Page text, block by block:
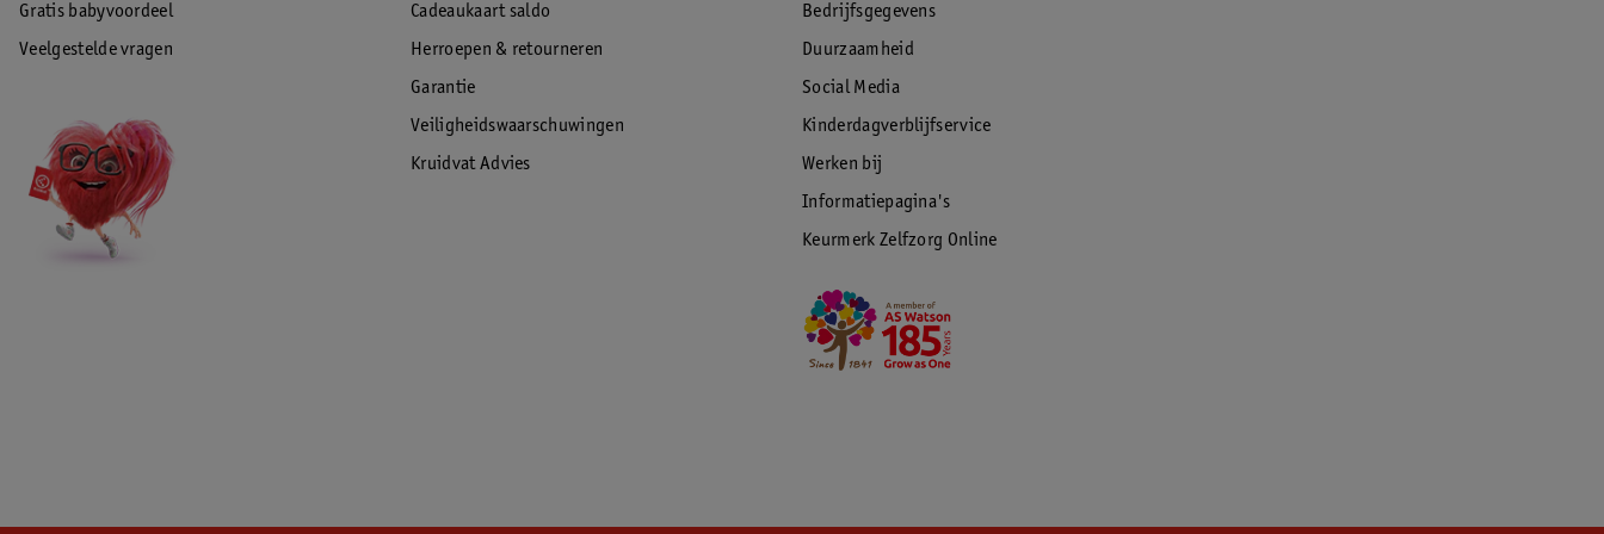
Gratis babyvoordeel
Veelgestelde vragen
Cadeaukaart saldo
Herroepen & retourneren
Garantie
Veiligheidswaarschuwingen
Kruidvat Advies
Bedrijfsgegevens
Duurzaamheid
Social Media
Kinderdagverblijfservice
Werken bij
Informatiepagina's
Keurmerk Zelfzorg Online